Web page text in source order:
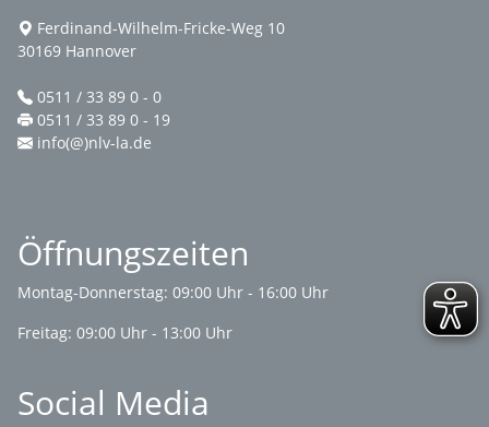
Ferdinand-Wilhelm-Fricke-Weg 10
30169 Hannover
0511 / 33 89 0 - 0
0511 / 33 89 0 - 19
info(@)nlv-la.de
Öffnungszeiten
Montag-Donnerstag: 09:00 Uhr - 16:00 Uhr
Freitag: 09:00 Uhr - 13:00 Uhr
Social Media